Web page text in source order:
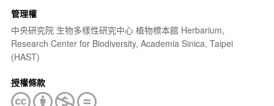
管理權
中央研究院 生物多樣性研究中心 植物標本館 Herbarium,
Research Center for Biodiversity, Academia Sinica, Taipei
(HAST)
授權條款